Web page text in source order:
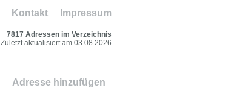
Impressum
Kontakt
7817 Adressen im Verzeichnis
Zuletzt aktualisiert am 03.08.2026
Adresse hinzufügen